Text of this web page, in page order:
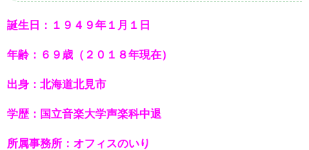
誕生日：１９４９年１月１日
年齢：６９歳（２０１８年現在）
出身：北海道北見市
学歴：国立音楽大学声楽科中退
所属事務所：オフィスのいり